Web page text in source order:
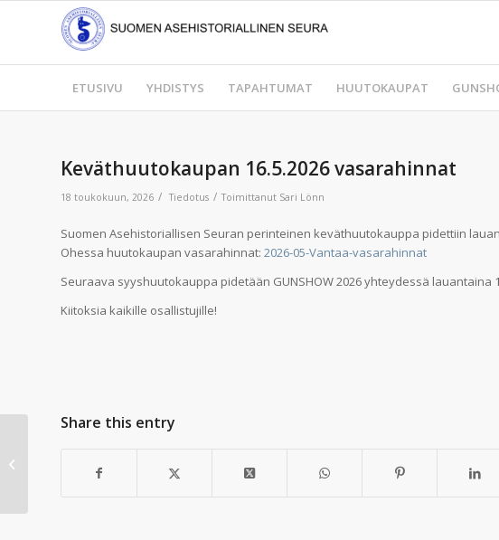
ETUSIVU YHDISTYS TAPAHTUMAT HUUTOKAUPAT
Keväthuutokaupan 16.5.2026 vasarahinnat
18 toukokuun, 2026 / Tiedotus / Toimittanut Sari Lönn
Suomen Asehistoriallisen Seuran perinteinen keväthuutokauppa pidettiin
Ohessa huutokaupan vasarahinnat: 2026-05-Vantaa-vasarahinnat
Seuraava syyshuutokauppa pidetään GUNSHOW 2026 yhteydessä lauantaina
Kiitoksia kaikille osallistujille!
Share this entry